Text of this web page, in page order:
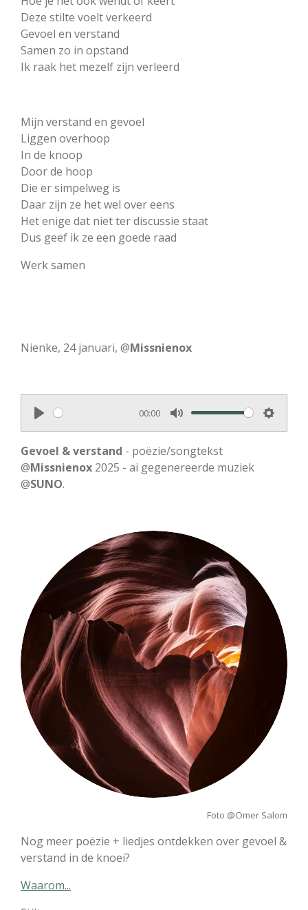
Deze stilte voelt verkeerd
Gevoel en verstand
Samen zo in opstand
Ik raak het mezelf zijn verleerd
Mijn verstand en gevoel
Liggen overhoop
In de knoop
Door de hoop
Die er simpelweg is
Daar zijn ze het wel over eens
Het enige dat niet ter discussie staat
Dus geef ik ze een goede raad
Werk samen
Nienke, 24 januari, @Missnienox
P
l
a
y
00:00
M
u
t
S
Gevoel & verstand - poëzie/songtekst
@Missnienox 2025 - ai gegenereerde muziek
@SUNO.
Foto @Omer Salom
Nog meer poëzie + liedjes ontdekken over gevoel &
verstand in de knoei?
Waarom...